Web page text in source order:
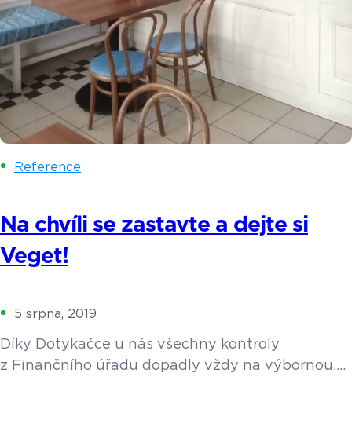
Reference
Na chvíli se zastavte a dejte si
Veget!
5 srpna, 2019
Díky Dotykačce u nás všechny kontroly
z Finančního úřadu dopadly vždy na výbornou.